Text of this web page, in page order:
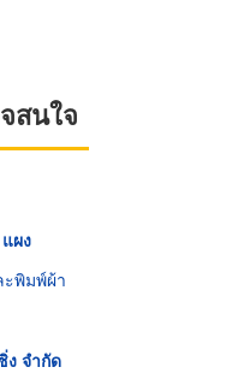
สนใจ
ผง
พิมพ์ผ้า
ง จำกัด